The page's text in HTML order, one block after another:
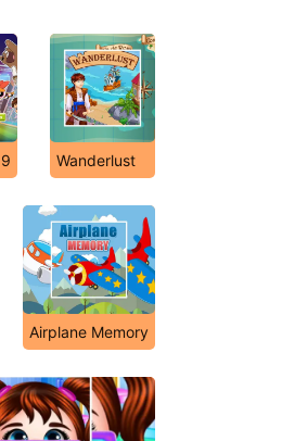
Wanderlust
Airplane Memory